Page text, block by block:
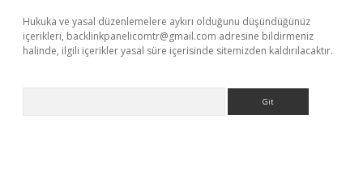
Hukuka ve yasal düzenlemelere aykırı olduğunu düşündüğünüz
içerikleri, backlinkpanelicomtr@gmail.com adresine bildirmeniz
halinde, ilgili içerikler yasal süre içerisinde sitemizden kaldırılacaktır.